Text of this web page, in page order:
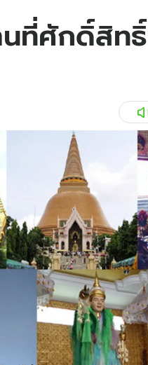
วัยรุ่น
สุขภาพ
เที่ยว-กิน
Sanook
ลได้ที่
ที่ศักดิ์สิท